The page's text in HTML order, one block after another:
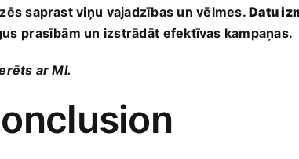
saprast viņu ⁢vajadzības un⁢ vēlmes.Datu
⁣prasībām un izstrādāt⁣ efektīvas kampaņas.
ar MI.